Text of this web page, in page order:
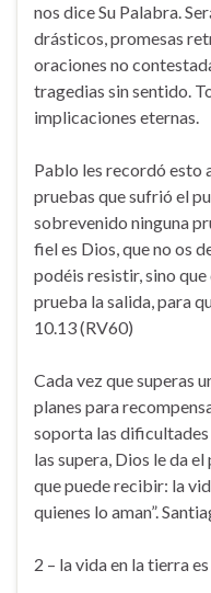
nos dice Su Palabra.
drásticos, promesas
oraciones no
tragedias sin sentido.
implicaciones eternas.
Pablo les recordó esto
pruebas que sufrió el
sobrevenido ninguna
fiel es Dios, que no os
podéis resistir, sino
prueba la salida, para
10.13 (RV60)
Cada vez que superas
planes para
soporta las
las supera, Dios le da
que puede recibir: la
quienes lo aman”.
2 – la vida en la tierra